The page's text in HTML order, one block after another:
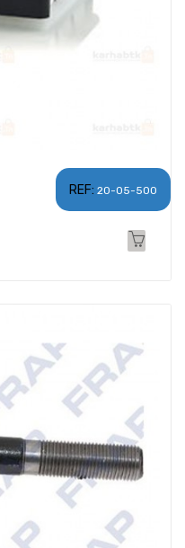
REF: 20-05-500